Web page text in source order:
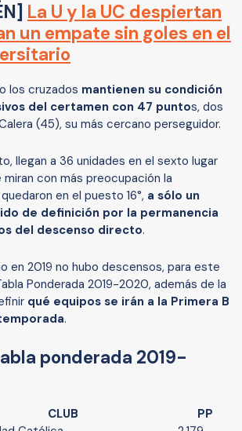
La U y la UC despiertan
un empate sin goles en el
los cruzados mantienen su condición
del certamen con 47 puntos, dos
(45), su más cercano perseguidor.
llegan a 36 unidades en el sexto lugar
miran con más preocupación la
en el puesto 16°, a sólo un
de definición por la permanencia
del descenso directo.
en 2019 no hubo descensos, para este
Ponderada 2019-2020, además de la
qué equipos se irán a la Primera B
.
ponderada 2019-
CLUB
PP